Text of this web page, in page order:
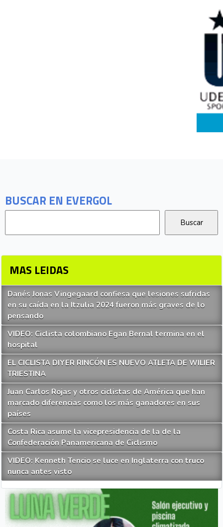
BUSCAR EN EVERGOL
MAS LEIDAS
Danés Jonas Vingegaard confiesa que lesiones sufridas
en su caída en la Itzulia 2024 fueron más graves de lo
pensando
VIDEO: Ciclista colombiano Egan Bernal termina en el
hospital
EL CICLISTA DIYER RINCÓN ES NUEVO ATLETA DE WILIER
TRIESTINA
Juan Carlos Rojas y otros ciclistas de América que han
marcado diferencias como los más ganadores en sus
países
Costa Rica asume la vicepresidencia de la de la
Confederación Panamericana de Ciclismo
VIDEO: Kenneth Tencio se luce en Inglaterra con truco
nunca antes visto